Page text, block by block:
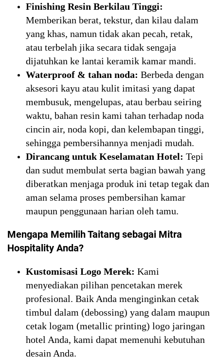
Finishing Resin Berkilau Tinggi:
Memberikan berat, tekstur, dan kilau dalam
yang khas, namun tidak akan pecah, retak,
atau terbelah jika secara tidak sengaja
dijatuhkan ke lantai keramik kamar mandi.
Waterproof & tahan noda: Berbeda dengan
aksesori kayu atau kulit imitasi yang dapat
membusuk, mengelupas, atau berbau seiring
waktu, bahan resin kami tahan terhadap noda
cincin air, noda kopi, dan kelembapan tinggi,
sehingga pembersihannya menjadi mudah.
Dirancang untuk Keselamatan Hotel: Tepi
dan sudut membulat serta bagian bawah yang
diberatkan menjaga produk ini tetap tegak dan
aman selama proses pembersihan kamar
maupun penggunaan harian oleh tamu.
Mengapa Memilih Taitang sebagai Mitra
Hospitality Anda?
Kustomisasi Logo Merek: Kami
menyediakan pilihan pencetakan merek
profesional. Baik Anda menginginkan cetak
timbul dalam (debossing) yang dalam maupun
cetak logam (metallic printing) logo jaringan
hotel Anda, kami dapat memenuhi kebutuhan
desain Anda.